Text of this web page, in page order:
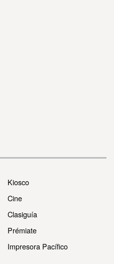
Kiosco
Cine
Clasiguía
Prémiate
Impresora Pacífico